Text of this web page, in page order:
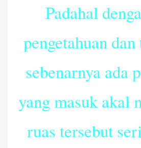
Padahal
pengetahuan
sebenarnya ada
yang masuk akal
ruas tersebut